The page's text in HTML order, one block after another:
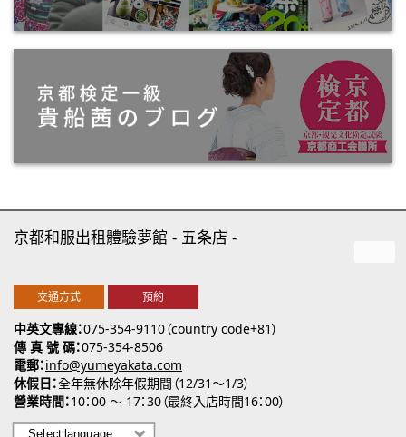
中英文專線 075-354-9110（country code+81）
傳 真 號 碼 075-354-8506
電郵 info@yumeyakata.com
休假日 全年無休除年假期間（12/31～1/3）
營業時間 10：00 ～ 17：30（最終入店時間16：00）
京都和服出租體驗夢館 五条店
交通方式 預約